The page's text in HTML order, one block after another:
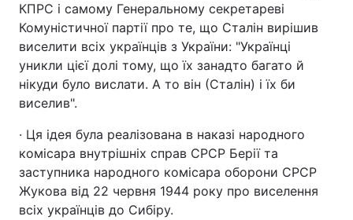
КПРС і самому Генеральному секретареві
Комуністичної партії про те, що Сталін вирішив
виселити всіх українців з України: "Українці
уникли цієї долі тому, що їх занадто багато й
нікуди було вислати. А то він (Сталін) і їх би
виселив".
· Ця ідея була реалізована в наказі народного
комісара внутрішніх справ СРСР Берії та
заступника народного комісара оборони СРСР
Жукова від 22 червня 1944 року про виселення
всіх українців до Сибіру.